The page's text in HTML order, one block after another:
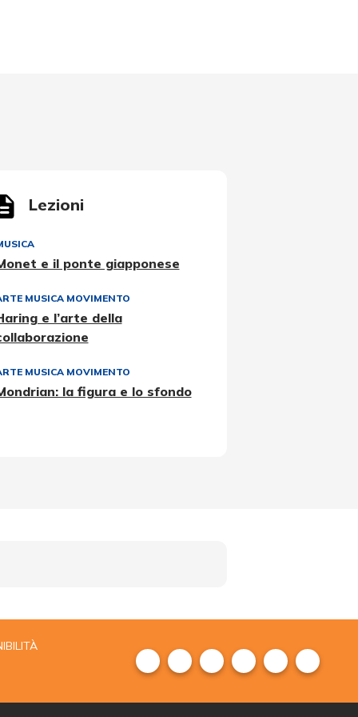
Lezioni
e il ponte giapponese
MUSICA MOVIMENTO
e l’arte della
MUSICA MOVIMENTO
la figura e lo sfondo